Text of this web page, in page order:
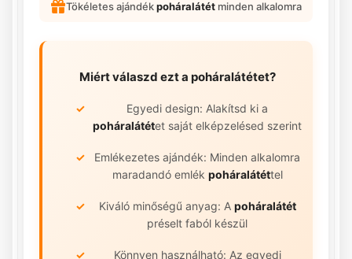
Tökéletes ajándékpoháralátét minden alkalomra
Miért válaszd ezt a poháralátétet?
Egyedi design: Alakítsd ki a
poháralátétet saját elképzelésed szerint
Emlékezetes ajándék: Minden alkalomra
maradandó emlék poháralátéttel
Kiváló minőségű anyag: A poháralátét
préselt faból készül
Könnyen használható: Az egyedi